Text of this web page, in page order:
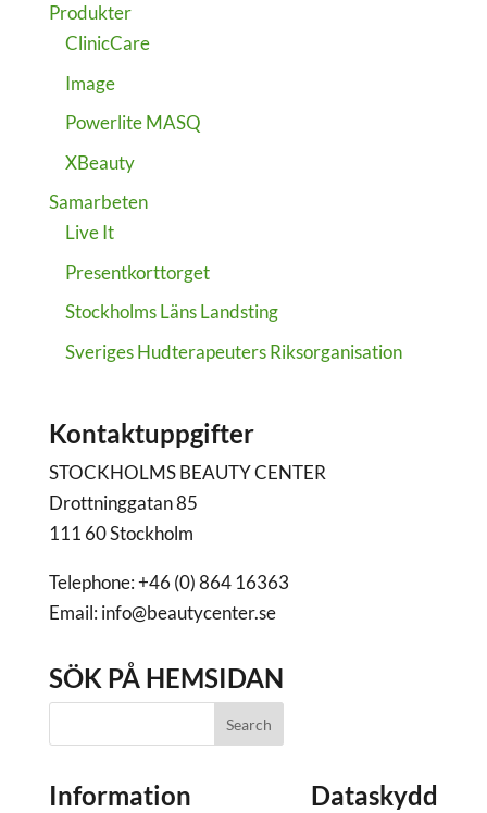
Produkter
ClinicCare
Image
Powerlite MASQ
XBeauty
Samarbeten
Live It
Presentkorttorget
Stockholms Läns Landsting
Sveriges Hudterapeuters Riksorganisation
Kontaktuppgifter
STOCKHOLMS BEAUTY CENTER
Drottninggatan 85
111 60 Stockholm
Telephone: +46 (0) 864 16363
Email: info@beautycenter.se
SÖK PÅ HEMSIDAN
Information Dataskydd